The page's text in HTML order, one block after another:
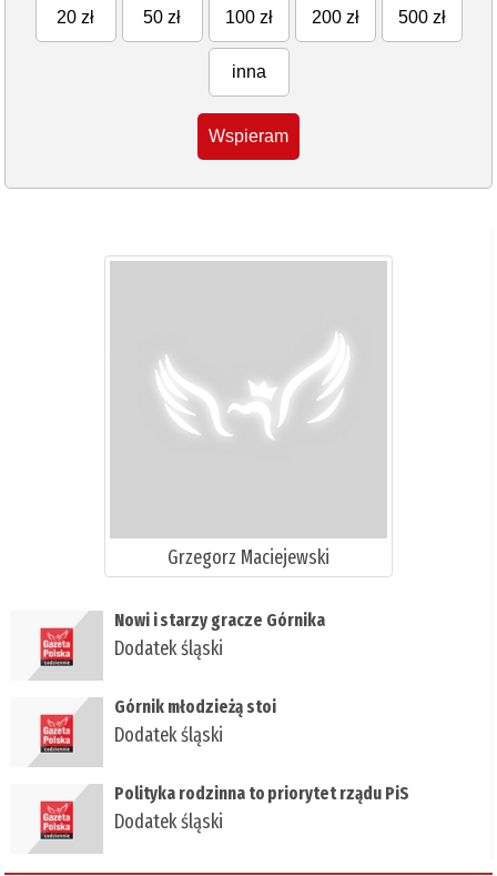
20 zł 50 zł 100 zł 200 zł 500 zł
inna
Wspieram
Grzegorz Maciejewski
​Nowi i starzy gracze Górnika
Dodatek śląski
​Górnik młodzieżą stoi
Dodatek śląski
Polityka rodzinna to priorytet rządu PiS
Dodatek śląski